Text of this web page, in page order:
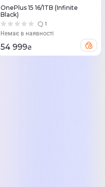
OnePlus 15 16/1TB (Infinite
Black)
1
Немає в наявності
54 999₴